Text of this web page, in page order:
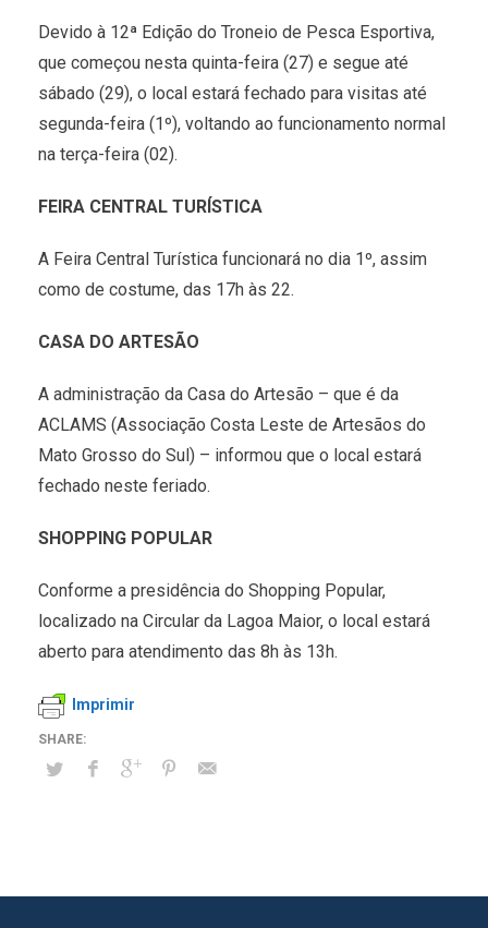
Devido à 12ª Edição do Troneio de Pesca Esportiva,
que começou nesta quinta-feira (27) e segue até
sábado (29), o local estará fechado para visitas até
segunda-feira (1º), voltando ao funcionamento normal
na terça-feira (02).
FEIRA CENTRAL TURÍSTICA
A Feira Central Turística funcionará no dia 1º, assim
como de costume, das 17h às 22.
CASA DO ARTESÃO
A administração da Casa do Artesão – que é da
ACLAMS (Associação Costa Leste de Artesãos do
Mato Grosso do Sul) – informou que o local estará
fechado neste feriado.
SHOPPING POPULAR
Conforme a presidência do Shopping Popular,
localizado na Circular da Lagoa Maior, o local estará
aberto para atendimento das 8h às 13h.
Imprimir